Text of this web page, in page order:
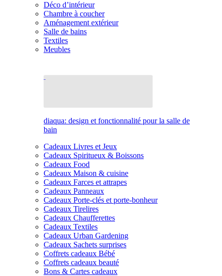
Déco d’intérieur
Chambre à coucher
Aménagement extérieur
Salle de bains
Textiles
Meubles
diaqua: design et fonctionnalité pour la salle de
bain
Cadeaux Livres et Jeux
Cadeaux Spiritueux & Boissons
Cadeaux Food
Cadeaux Maison & cuisine
Cadeaux Farces et attrapes
Cadeaux Panneaux
Cadeaux Porte-clés et porte-bonheur
Cadeaux Tirelires
Cadeaux Chaufferettes
Cadeaux Textiles
Cadeaux Urban Gardening
Cadeaux Sachets surprises
Coffrets cadeaux Bébé
Coffrets cadeaux beauté
Bons & Cartes cadeaux